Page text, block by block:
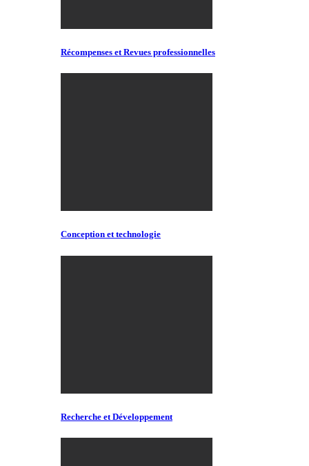
Récompenses et Revues professionnelles
Conception et technologie
Recherche et Développement